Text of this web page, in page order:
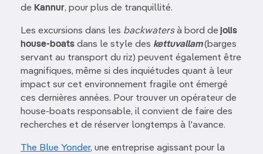
de Kannur, pour plus de tranquillité.
Les excursions dans les backwatersà bord de jolis
house-boats dans le style des kettuvallam(barges
servant au transport du riz) peuvent également être
magnifiques, même si des inquiétudes quant à leur
impact sur cet environnement fragile ont émergé
ces dernières années. Pour trouver un opérateur de
house-boats responsable, il convient de faire des
recherches et de réserver longtemps à l'avance.
The Blue Yonder, une entreprise agissant pour la